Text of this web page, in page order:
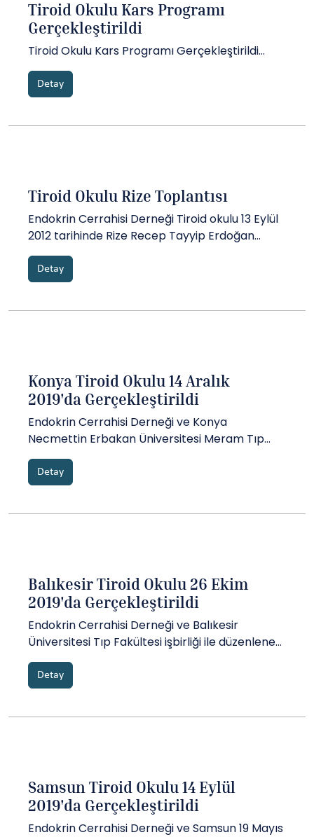
Tiroid Okulu Kars Programı
Gerçekleştirildi
Tiroid Okulu Kars Programı Gerçekleştirildi...
Detay
Tiroid Okulu Rize Toplantısı
Endokrin Cerrahisi Derneği Tiroid okulu 13 Eylül
2012 tarihinde Rize Recep Tayyip Erdoğan
Üniversitesi Tıp Fakültesi işbirliği ile Rize
Dedeman Oteli toplantı salonunda başarılı bir
şekilde gerçekleşti....
Detay
Konya Tiroid Okulu 14 Aralık
2019'da Gerçekleştirildi
Endokrin Cerrahisi Derneği ve Konya
Necmettin Erbakan Üniversitesi Meram Tıp
Fakültesi Genel Cerrahi Anabilim Dalı işbirliği ile
Konya Tiroid Okulu 14 Aralık 2019 Cumartesi
günü......
Detay
Balıkesir Tiroid Okulu 26 Ekim
2019'da Gerçekleştirildi
Endokrin Cerrahisi Derneği ve Balıkesir
Üniversitesi Tıp Fakültesi işbirliği ile düzenlenen
Balıkesir Tiroid Okulu 26 Ekim Cumartesi günü
Balıkesir Üniversitesi Sağlık Uygulama ve
Araştırma Hastanesi Konferans Salonu'nda
Detay
Samsun Tiroid Okulu 14 Eylül
2019'da Gerçekleştirildi
Endokrin Cerrahisi Derneği ve Samsun 19 Mayıs